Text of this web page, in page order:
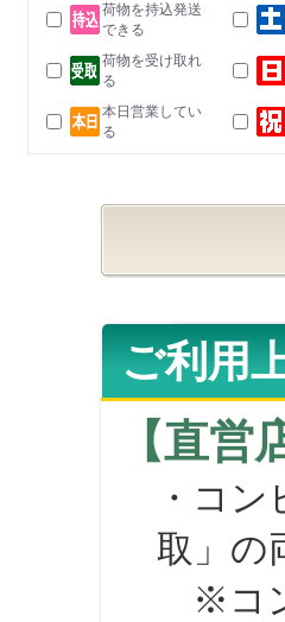
荷物を持込発送
できる
荷物を受け取れ
る
本日営業してい
る
ご利用
【直
・コン
取」の
※コン